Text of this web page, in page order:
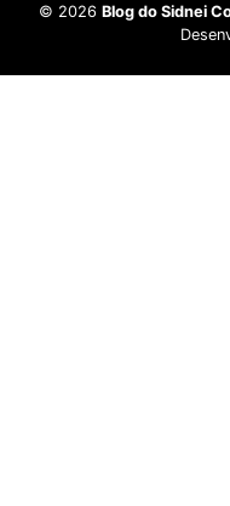
© 2026 Blog do Sidnei